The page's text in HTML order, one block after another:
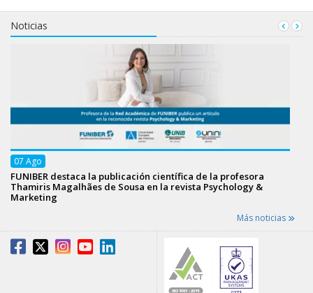
Noticias
07 Ago
FUNIBER destaca la publicación científica de la profesora
Thamiris Magalhães de Sousa en la revista Psychology &
Marketing
Más noticias